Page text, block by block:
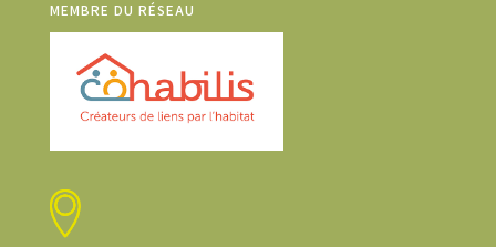
MEMBRE DU RÉSEAU